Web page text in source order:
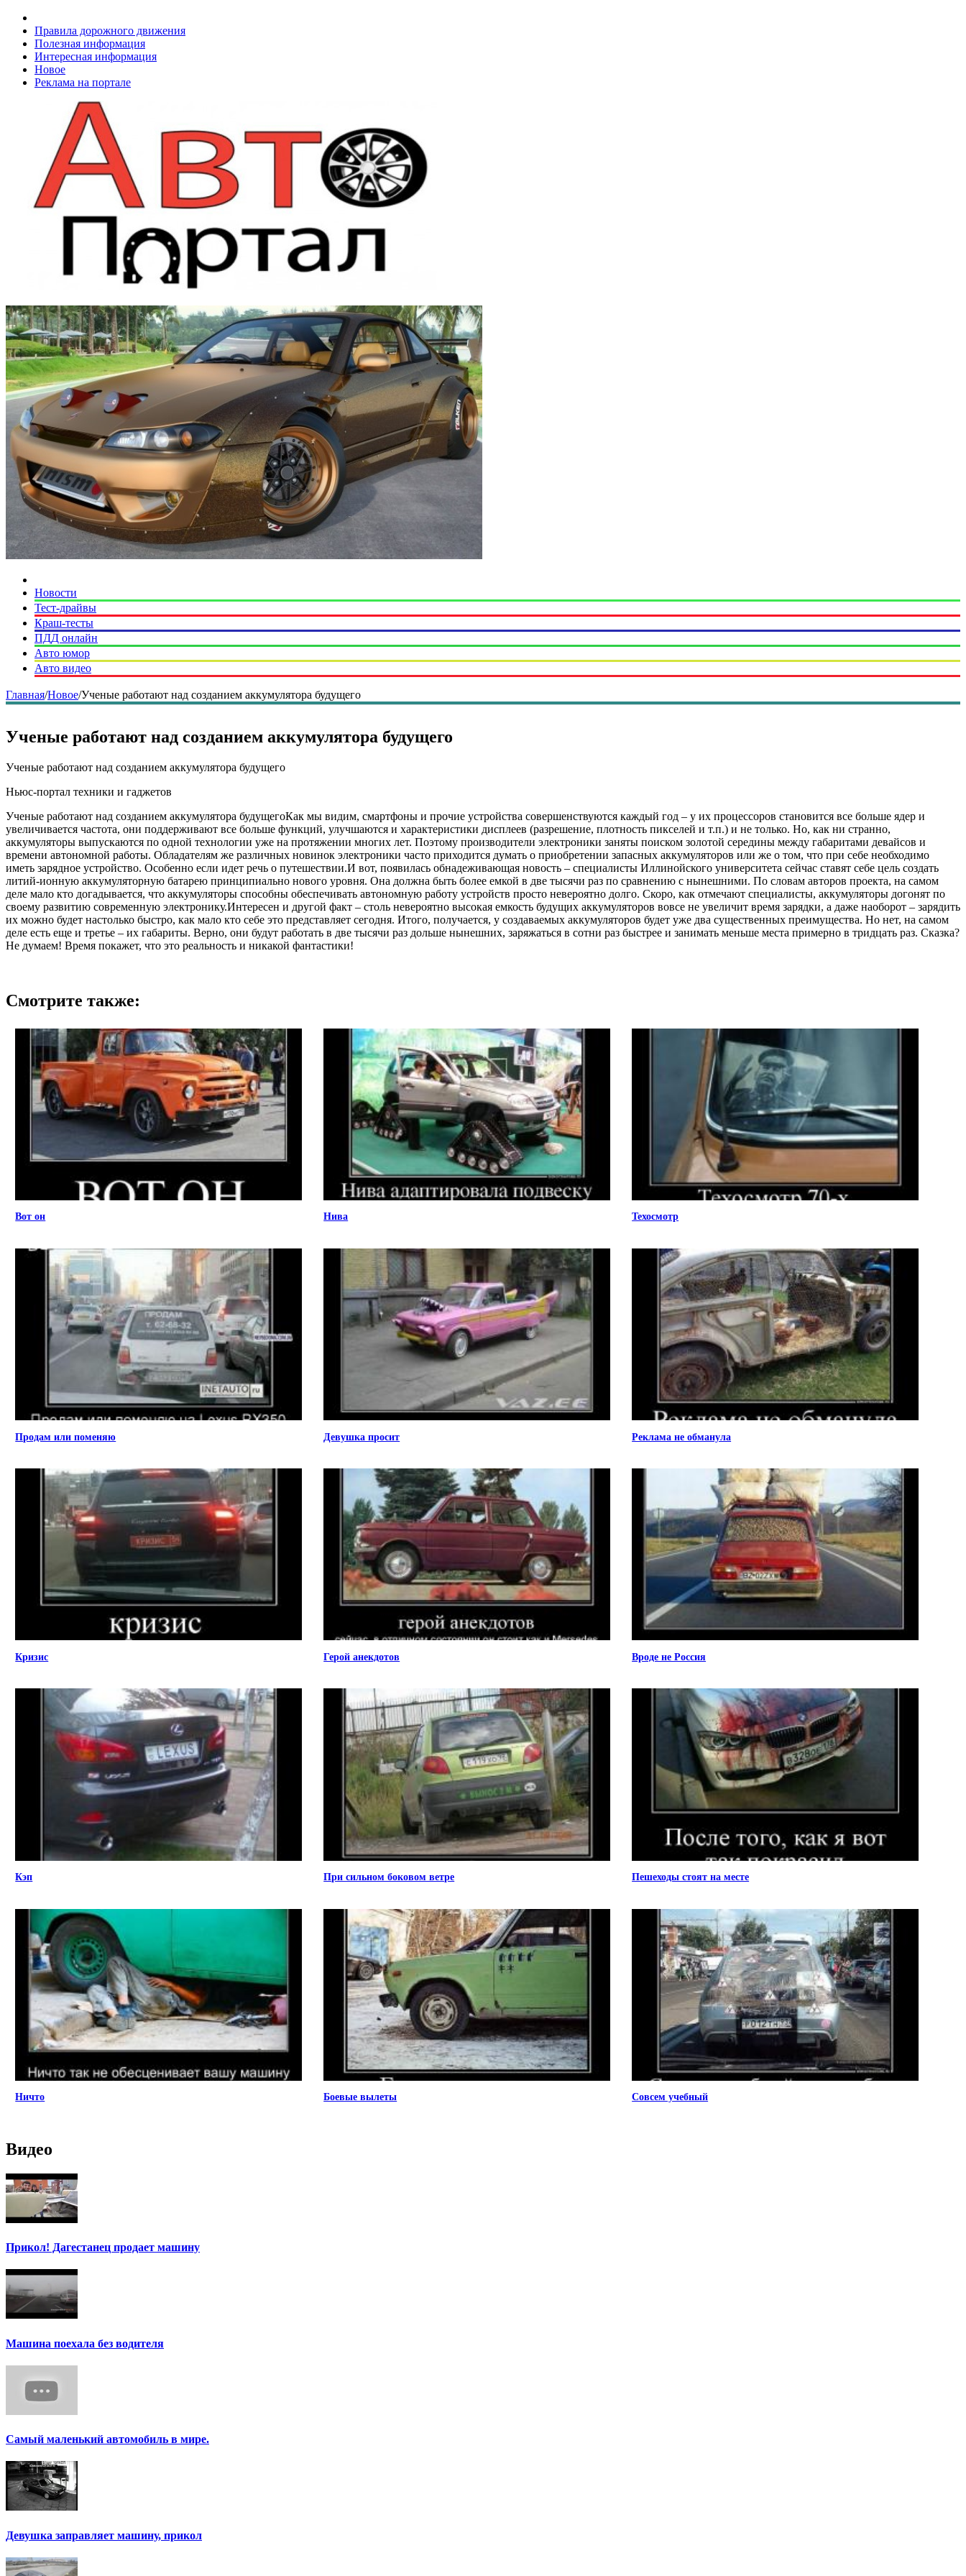
Правила дорожного движения
Полезная информация
Интересная информация
Новое
Реклама на портале
Новости
Тест-драйвы
Краш-тесты
ПДД онлайн
Авто юмор
Авто видео
Главная/Новое/Ученые работают над созданием аккумулятора будущего
Ученые работают над созданием аккумулятора будущего
Ученые работают над созданием аккумулятора будущего
Ньюс-портал техники и гаджетов
Ученые работают над созданием аккумулятора будущегоКак мы видим, смартфоны и прочие устройства совершенствуются каждый год – у их процессоров становится все больше ядер и
увеличивается частота, они поддерживают все больше функций, улучшаются и характеристики дисплеев (разрешение, плотность пикселей и т.п.) и не только. Но, как ни странно,
аккумуляторы выпускаются по одной технологии уже на протяжении многих лет. Поэтому производители электроники заняты поиском золотой середины между габаритами девайсов и
времени автономной работы. Обладателям же различных новинок электроники часто приходится думать о приобретении запасных аккумуляторов или же о том, что при себе необходимо
иметь зарядное устройство. Особенно если идет речь о путешествии.И вот, появилась обнадеживающая новость – специалисты Иллинойского университета сейчас ставят себе цель создать
литий-ионную аккумуляторную батарею принципиально нового уровня. Она должна быть более емкой в две тысячи раз по сравнению с нынешними. По словам авторов проекта, на самом
деле мало кто догадывается, что аккумуляторы способны обеспечивать автономную работу устройств просто невероятно долго. Скоро, как отмечают специалисты, аккумуляторы догонят по
своему развитию современную электронику.Интересен и другой факт – столь невероятно высокая емкость будущих аккумуляторов вовсе не увеличит время зарядки, а даже наоборот – зарядить
их можно будет настолько быстро, как мало кто себе это представляет сегодня. Итого, получается, у создаваемых аккумуляторов будет уже два существенных преимущества. Но нет, на самом
деле есть еще и третье – их габариты. Верно, они будут работать в две тысячи раз дольше нынешних, заряжаться в сотни раз быстрее и занимать меньше места примерно в тридцать раз. Сказка?
Не думаем! Время покажет, что это реальность и никакой фантастики!
Смотрите также:
Вот он Нива Техосмотр
Продам или поменяю Девушка просит Реклама не обманула
Кризис Герой анекдотов Вроде не Россия
Кэп При сильном боковом ветре Пешеходы стоят на месте
Ничто Боевые вылеты Совсем учебный
Видео
Прикол! Дагестанец продает машину
Машина поехала без водителя
Самый маленький автомобиль в мире.
Девушка заправляет машину, прикол